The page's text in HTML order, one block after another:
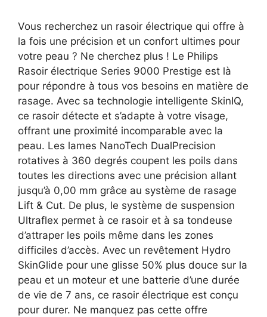
Vous recherchez un rasoir électrique qui offre à
la fois une précision et un confort ultimes pour
votre peau ? Ne cherchez plus ! Le Philips
Rasoir électrique Series 9000 Prestige est là
pour répondre à tous vos besoins en matière de
rasage. Avec sa technologie intelligente SkinIQ,
ce rasoir détecte et s’adapte à votre visage,
offrant une proximité incomparable avec la
peau. Les lames NanoTech DualPrecision
rotatives à 360 degrés coupent les poils dans
toutes les directions avec une précision allant
jusqu’à 0,00 mm grâce au système de rasage
Lift & Cut. De plus, le système de suspension
Ultraflex permet à ce rasoir et à sa tondeuse
d’attraper les poils même dans les zones
difficiles d’accès. Avec un revêtement Hydro
SkinGlide pour une glisse 50% plus douce sur la
peau et un moteur et une batterie d’une durée
de vie de 7 ans, ce rasoir électrique est conçu
pour durer. Ne manquez pas cette offre